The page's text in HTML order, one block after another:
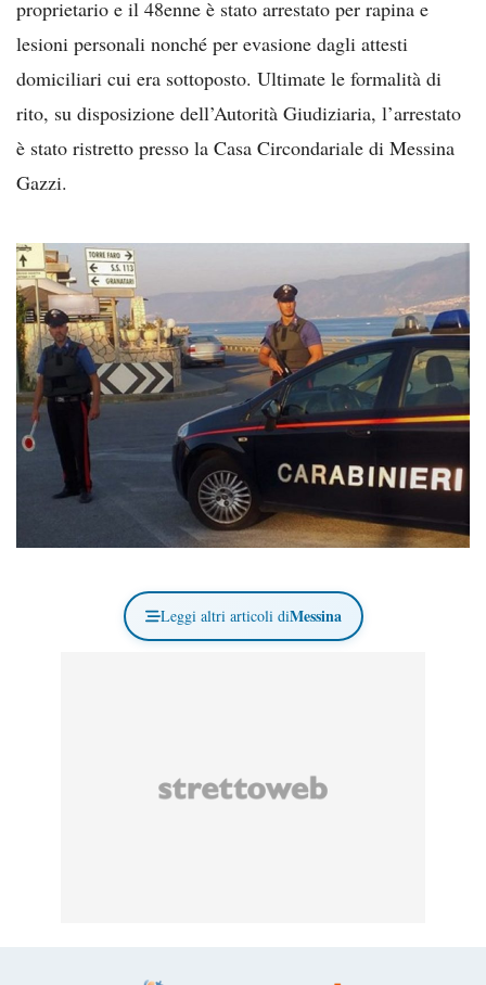
proprietario e il 48enne è stato arrestato per rapina e
lesioni personali nonché per evasione dagli attesti
domiciliari cui era sottoposto. Ultimate le formalità di
rito, su disposizione dell’Autorità Giudiziaria, l’arrestato
è stato ristretto presso la Casa Circondariale di Messina
Gazzi.
Leggi altri articoli diMessina